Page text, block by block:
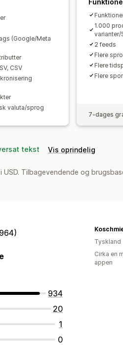
(Google/Meta
CSV
valuta/sprog
1.000
varianter/
2 feeds
Flere
Flere
Flere
7-dages
tekst Vis oprindelig
USD. Tilbagevendende og
934
20
1
0
Tyskland
Cirka en
appen